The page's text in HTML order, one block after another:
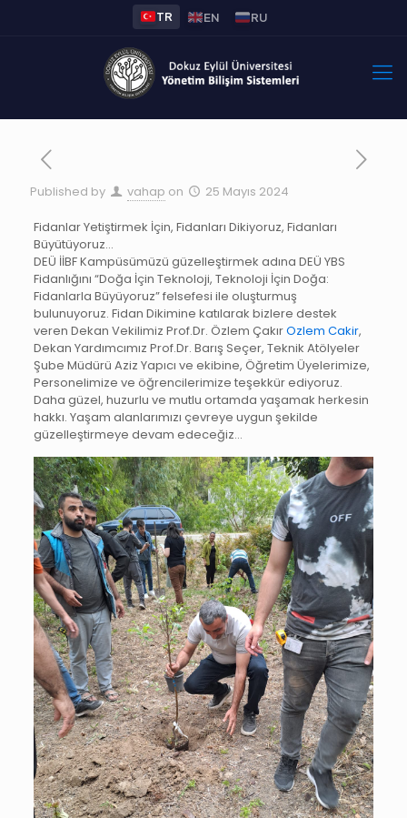
TR EN RU
Published by vahap on 25 Mayıs 2024
Fidanlar Yetiştirmek İçin, Fidanları Dikiyoruz, Fidanları
Büyütüyoruz…
DEÜ İİBF Kampüsümüzü güzelleştirmek adına DEÜ YBS
Fidanlığını “Doğa İçin Teknoloji, Teknoloji İçin Doğa:
Fidanlarla Büyüyoruz” felsefesi ile oluşturmuş
bulunuyoruz. Fidan Dikimine katılarak bizlere destek
veren Dekan Vekilimiz Prof.Dr. Özlem ÇakırOzlem Cakir,
Dekan Yardımcımız Prof.Dr. Barış Seçer, Teknik Atölyeler
Şube Müdürü Aziz Yapıcı ve ekibine, Öğretim Üyelerimize,
Personelimize ve öğrencilerimize teşekkür ediyoruz.
Daha güzel, huzurlu ve mutlu ortamda yaşamak herkesin
hakkı. Yaşam alanlarımızı çevreye uygun şekilde
güzelleştirmeye devam edeceğiz…